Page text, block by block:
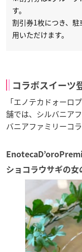
す。
割引券1枚につき、
用いただけます。
コラボスイーツ
「エノテカドォーロ
舗では、シルバニア
バニアファミリーコ
ショコラウサギの女